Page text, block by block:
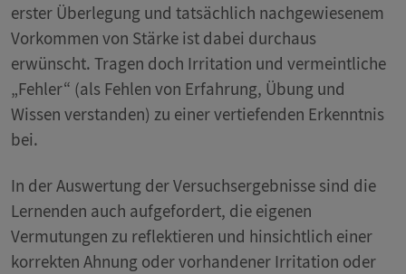
erster Überlegung und tatsächlich nachgewiesenem
Vorkommen von Stärke ist dabei durchaus
erwünscht. Tragen doch Irritation und vermeintliche
„Fehler“ (als Fehlen von Erfahrung, Übung und
Wissen verstanden) zu einer vertiefenden Erkenntnis
bei.
In der Auswertung der Versuchsergebnisse sind die
Lernenden auch aufgefordert, die eigenen
Vermutungen zu reflektieren und hinsichtlich einer
korrekten Ahnung oder vorhandener Irritation oder